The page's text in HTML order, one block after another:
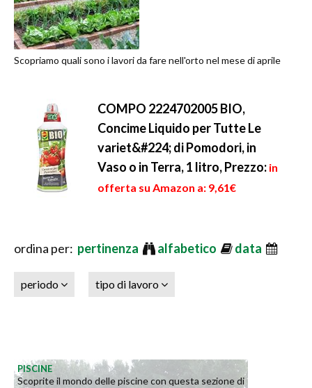
Scopriamo quali sono i lavori da fare nell'orto nel mese di aprile
COMPO 2224702005 BIO,
Concime Liquido per Tutte Le
variet&#224; di Pomodori, in
Vaso o in Terra, 1 litro,Prezzo: in
offerta su Amazon a: 9,61€
ordina per: pertinenza alfabetico data
periodo tipo di lavoro
PISCINE
Scoprite il mondo delle piscine con questa sezione di